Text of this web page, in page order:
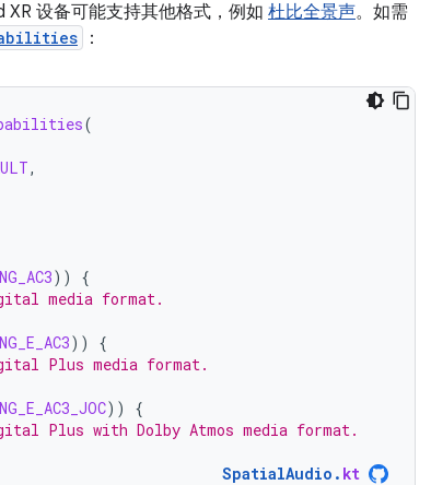
XR 设备可能支持其他格式，例如 杜比全景声。如需
：
(
,
))
{
media format.
))
{
Plus media format.
))
{
Plus with Dolby Atmos media format.
SpatialAudio . kt